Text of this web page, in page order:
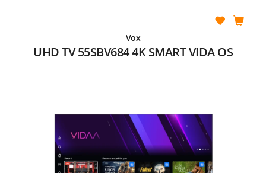
Vox
UHD TV 55SBV684 4K SMART VIDA OS